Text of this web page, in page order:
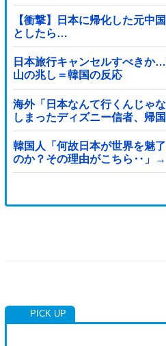
【衝撃】日本に帰化した元中
としたら…
日本旅行キャンセルすべきか
山の兆し＝韓国の反応
海外「日本なんて行くんじゃ
しまったディズニー信者、帰
態に
韓国人「何故日本が世界を魅
のか？その理由がこちら‥」
が凄い」